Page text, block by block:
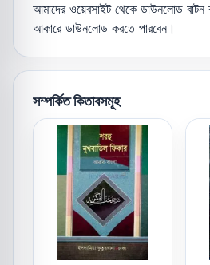
আমাদের ওয়েবসাইট থেকে ডাউনলোড বাটন
আকারে ডাউনলোড করতে পারবেন।
সম্পর্কিত কিতাবসমূহ